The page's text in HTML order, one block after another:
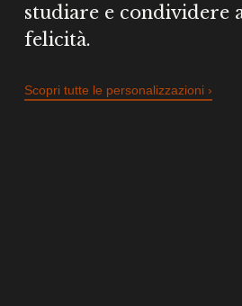
studiare e condividere
felicità.
Scopri tutte le personalizzazioni ›